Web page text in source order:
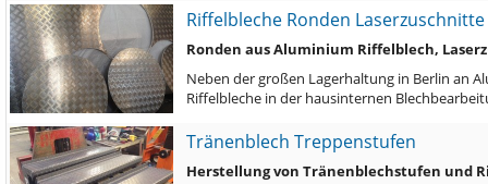
Riffelbleche Ronden Laserzuschnitte
Ronden aus Aluminium Riffelblech,
Neben der großen Lagerhaltung in Berlin an
Riffelbleche in der hausinternen
Tränenblech Treppenstufen
Herstellung von Tränenblechstufen und